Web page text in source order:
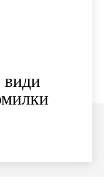
види